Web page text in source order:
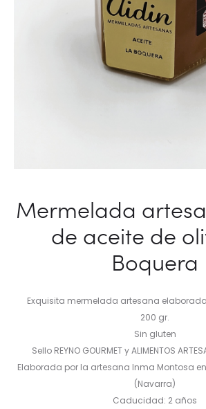
Mermelada
de aceite de
Boquera
Exquisita mermelada artesana
200 gr.
Sin gluten
Sello REYNO GOURMET y ALIMENTOS
Elaborada por la artesana Inma Montosa
(Navarra)
Caducidad: 2 años